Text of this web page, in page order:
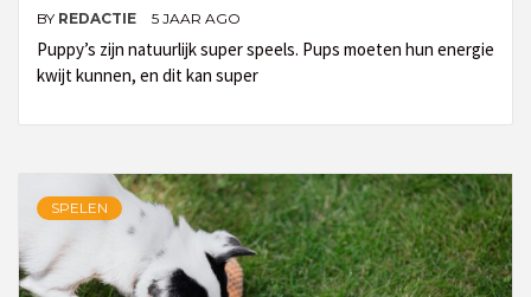
BY REDACTIE 5 JAAR AGO
Puppy’s zijn natuurlijk super speels. Pups moeten hun energie
kwijt kunnen, en dit kan super
SPELEN